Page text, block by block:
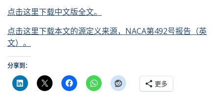
点击这里下载中文版全文。
点击这里下载本文的源定义来源，NACA第492号报告（英
文）。
分享到：
更多